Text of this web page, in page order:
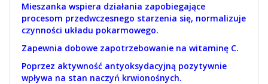
Mieszanka wspiera działania zapobiegające
procesom przedwczesnego starzenia się, normalizuje
czynności układu pokarmowego.
Zapewnia dobowe zapotrzebowanie na witaminę C.
Poprzez aktywność antyoksydacyjną pozytywnie
wpływa na stan naczyń krwionośnych.